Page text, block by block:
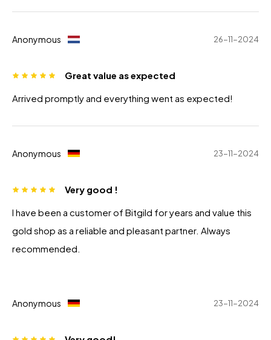
Anonymous 26-11-2024
Great value as expected
Arrived promptly and everything went as expected!
Anonymous 23-11-2024
Very good !
I have been a customer of Bitgild for years and value this
gold shop as a reliable and pleasant partner. Always
recommended.
Anonymous 23-11-2024